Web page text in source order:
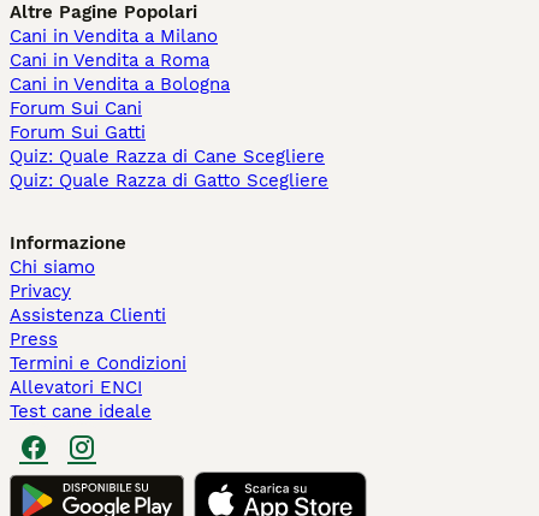
Altre Pagine Popolari
Cani in Vendita a Milano
Cani in Vendita a Roma
Cani in Vendita a Bologna
Forum Sui Cani
Forum Sui Gatti
Quiz: Quale Razza di Cane Scegliere
Quiz: Quale Razza di Gatto Scegliere
Informazione
Chi siamo
Privacy
Assistenza Clienti
Press
Termini e Condizioni
Allevatori ENCI
Test cane ideale